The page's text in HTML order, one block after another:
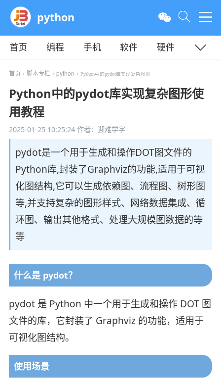
python
首页 编程 手机 软件
硬件
教程
平面 服务器
首页 > 脚本专栏> python > Python中的pydot库实现复杂图形
Python中的pydot库实现复杂图形使
用教程
2025-01-25 10:25:24作者：迎难学字
pydot是一个用于生成和操作DOT图文件的
Python库,封装了Graphviz的功能,适用于可视
化图结构,它可以生成依赖图、流程图、树形图
等,并支持复杂的图形样式、网络数据集成、循
环图、输出其他格式、处理大规模图数据的等
等
什么是 pydot？
pydot 是 Python 中一个用于生成和操作 DOT 图
文件的库，它封装了 Graphviz 的功能，适用于
可视化图结构。
使用场景